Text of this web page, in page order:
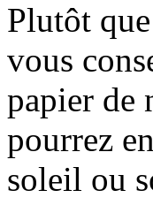
Plutôt
vous
papier de
pourrez
soleil ou